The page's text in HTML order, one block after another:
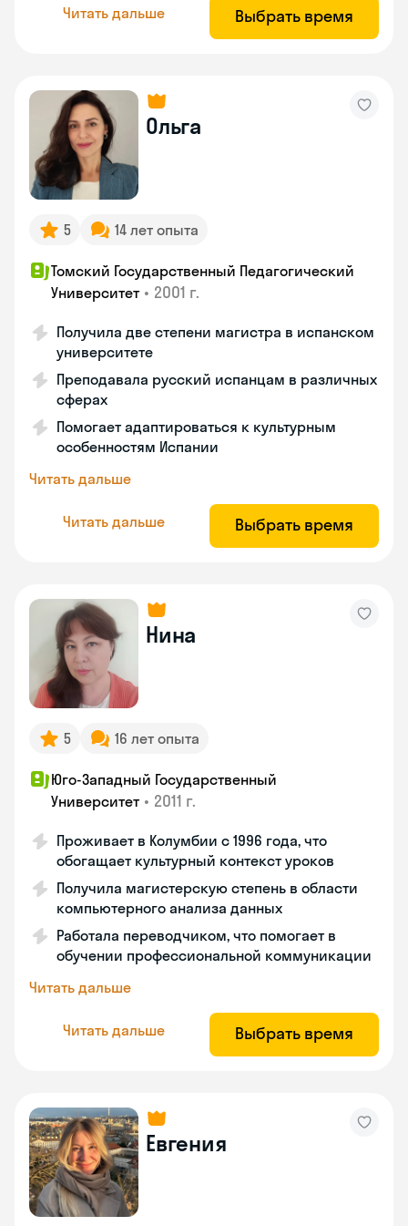
Читать дальше Выбрать время
Ольга
5 14 лет опыта
Томский Государственный Педагогический
Университет • 2001 г.
Получила две степени магистра в испанском
университете
Преподавала русский испанцам в различных
сферах
Помогает адаптироваться к культурным
особенностям Испании
Читать дальше
Читать дальше Выбрать время
Нина
5 16 лет опыта
Юго-Западный Государственный
Университет • 2011 г.
Проживает в Колумбии с 1996 года, что
обогащает культурный контекст уроков
Получила магистерскую степень в области
компьютерного анализа данных
Работала переводчиком, что помогает в
обучении профессиональной коммуникации
Читать дальше
Читать дальше Выбрать время
Евгения